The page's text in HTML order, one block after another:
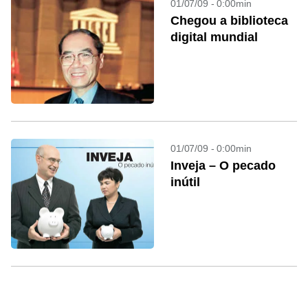
01/07/09 - 0:00min
Chegou a biblioteca
digital mundial
01/07/09 - 0:00min
Inveja – O pecado
inútil